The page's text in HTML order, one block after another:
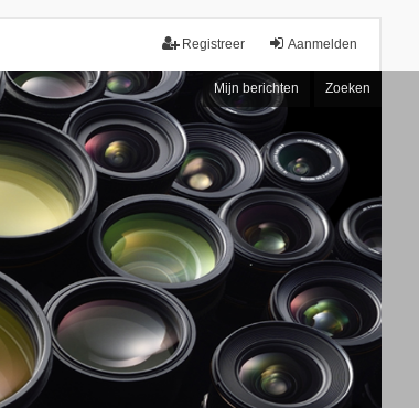
Aanmelden
Registreer
Mijn berichten Zoeken